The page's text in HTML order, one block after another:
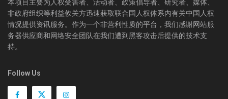
本项目主要为人权受害者、活动者、政策倡导者、研究者、媒体、
非政府组织等利益攸关方迅速获取联合国人权体系内有关中国人权
情况提供资讯服务。作为一个非营利性质的平台，我们感谢网站服
务器供应商和网络安全团队在我们遭到黑客攻击后提供的技术支
持。
Follow Us